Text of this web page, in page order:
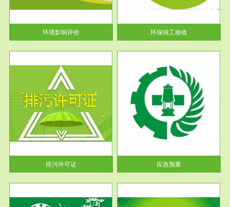
环境影响评价
例》第十七条 编制环境影响报
告书、...
环保竣工验收
排污许可证
服务范围
应急预案
根据《中华人民共和国环境保护
法》第十九条 企业事业单位应
当按照...
应急预案